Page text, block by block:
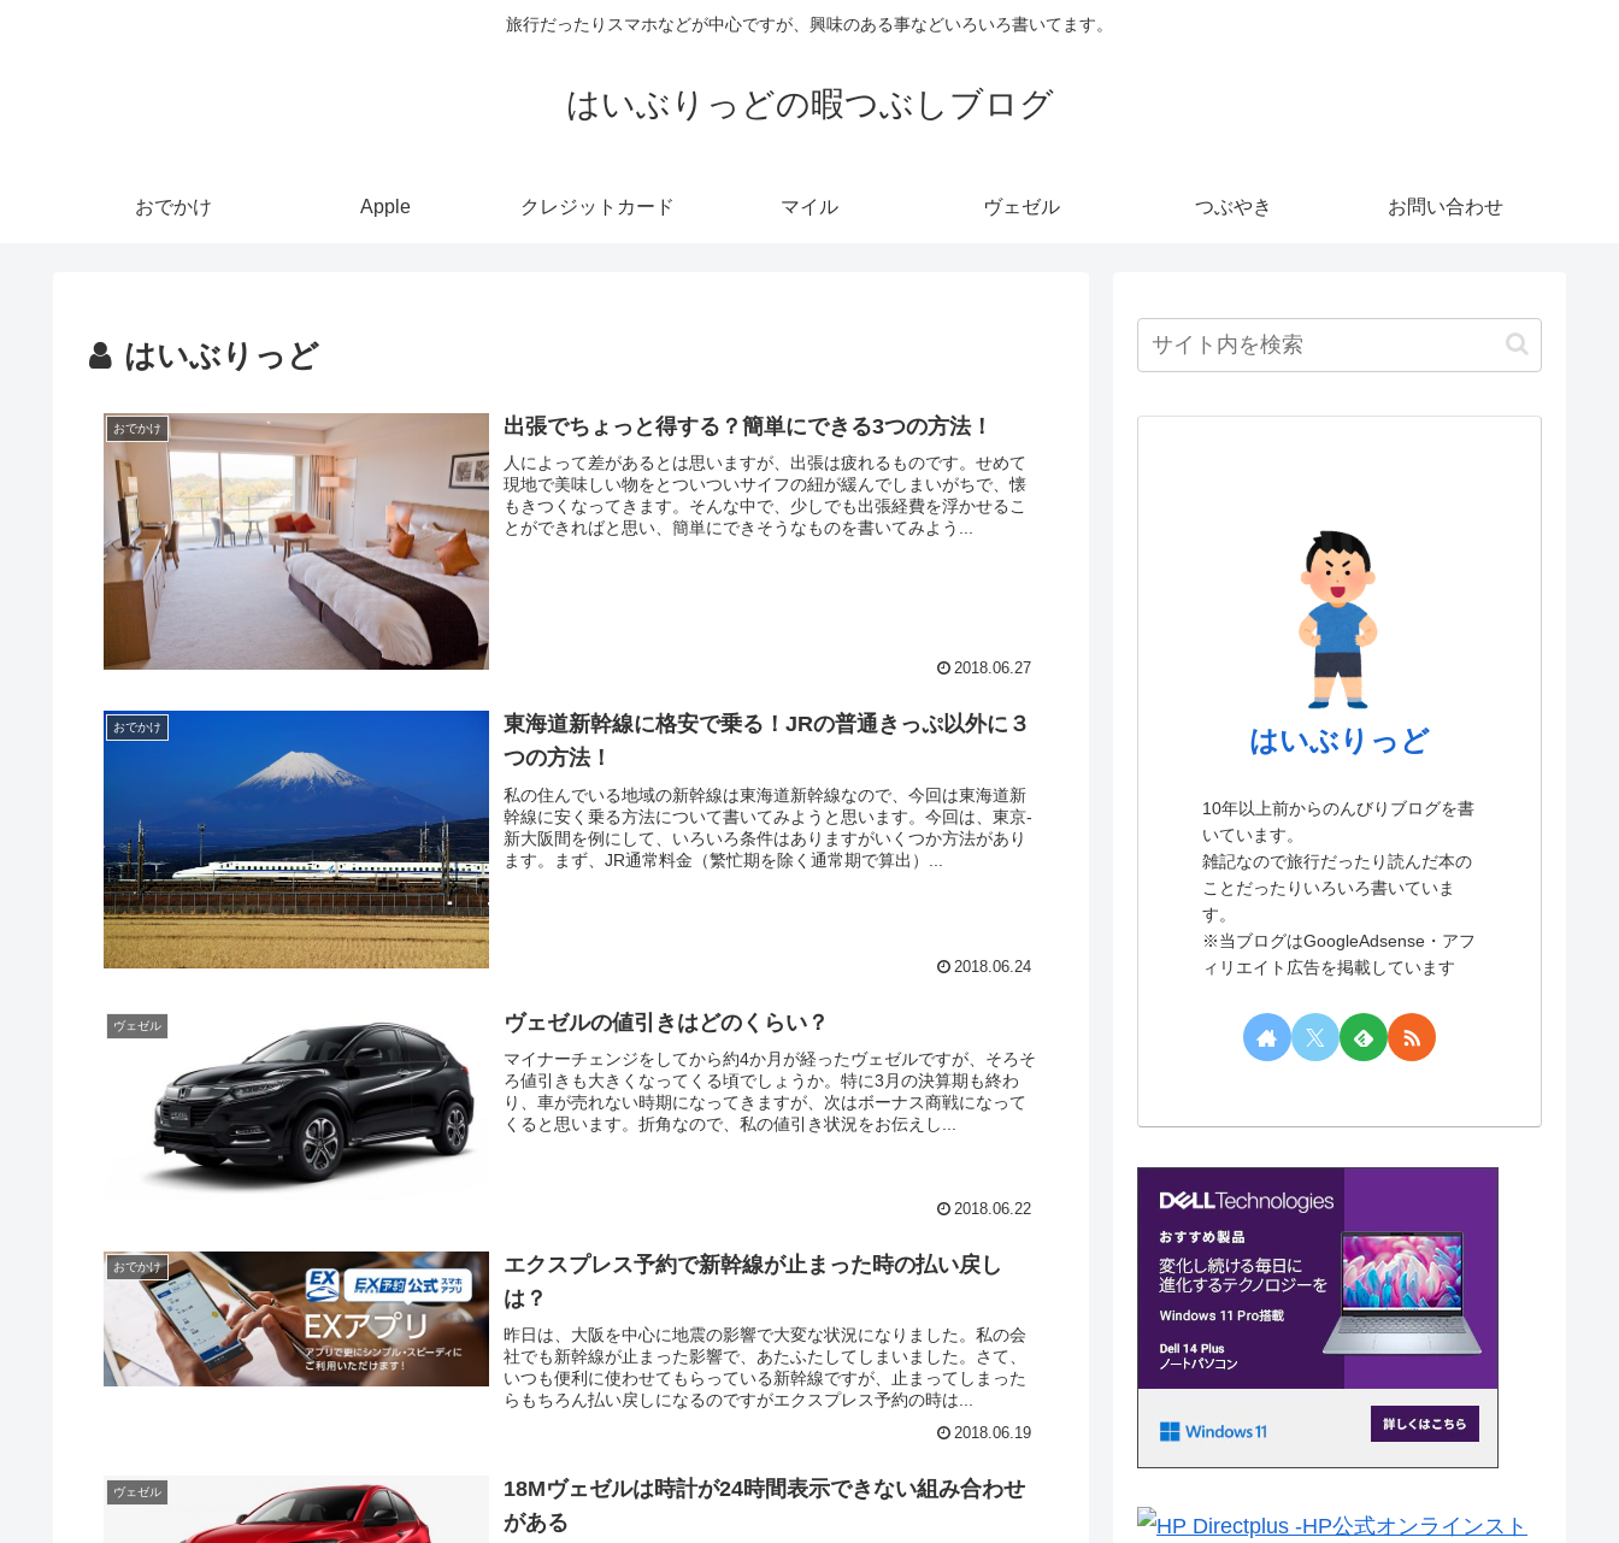
旅行だったりスマホなどが中心ですが、興味のある事などいろいろ書いてます。
はいぶりっどの暇つぶしブログ
おでかけ Apple クレジットカード マイル ヴェゼル つぶやき お問い合わせ
はいぶりっど
おでかけ 出張でちょっと得する？簡単にできる3つの方法！
人によって差があるとは思いますが、出張は疲れるものです。せめて
現地で美味しい物をとついついサイフの紐が緩んでしまいがちで、懐
もきつくなってきます。そんな中で、少しでも出張経費を浮かせるこ
とができればと思い、簡単にできそうなものを書いてみよう...
2018.06.27
おでかけ
東海道新幹線に格安で乗る！JRの普通きっぷ以外に３
つの方法！
私の住んでいる地域の新幹線は東海道新幹線なので、今回は東海道新
幹線に安く乗る方法について書いてみようと思います。今回は、東京-
新大阪間を例にして、いろいろ条件はありますがいくつか方法があり
ます。まず、JR通常料金（繁忙期を除く通常期で算出）...
2018.06.24
ヴェゼル ヴェゼルの値引きはどのくらい？
マイナーチェンジをしてから約4か月が経ったヴェゼルですが、そろそ
ろ値引きも大きくなってくる頃でしょうか。特に3月の決算期も終わ
り、車が売れない時期になってきますが、次はボーナス商戦になって
くると思います。折角なので、私の値引き状況をお伝えし...
2018.06.22
おでかけ
エクスプレス予約で新幹線が止まった時の払い戻し
は？
昨日は、大阪を中心に地震の影響で大変な状況になりました。私の会
社でも新幹線が止まった影響で、あたふたしてしまいました。さて、
いつも便利に使わせてもらっている新幹線ですが、止まってしまった
らもちろん払い戻しになるのですがエクスプレス予約の時は...
2018.06.19
ヴェゼル
18Mヴェゼルは時計が24時間表示できない組み合わせ
がある
はいぶりっど
10年以上前からのんびりブログを書
いています。
雑記なので旅行だったり読んだ本の
ことだったりいろいろ書いていま
す。
※当ブログはGoogleAdsense・アフ
ィリエイト広告を掲載しています